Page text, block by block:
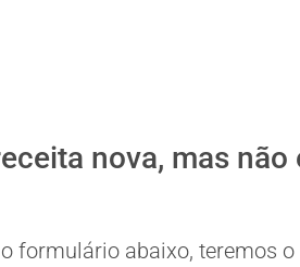
nova, mas
formulário abaixo, teremos